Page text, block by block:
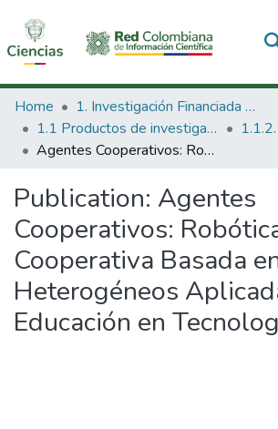
Communities & Collections
All of DSpace
Home
1. Investigación Financiada con Recursos Públicos
1.1 Productos de investigación
Agentes Cooperativos: Robótica Cooperativa Basada en Agentes Heterogéneos Aplicada en Educación en Tecnología.
Publication: Agentes
Cooperativos:
Cooperativa Basada
Heterogéneos
Educación en